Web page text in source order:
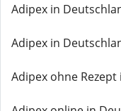
Adipex in
Adipex in
Adipex ohne